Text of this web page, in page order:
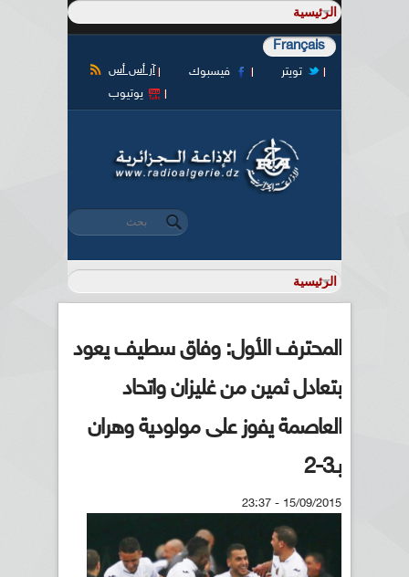
Français
آر أس أس فيسبوك
تويتر
يوتيوب
استمارة البحث
‏بحث ‏
المحترف الأول: وفاق سطيف يعود
بتعادل ثمين من غليزان واتحاد
العاصمة يفوز على مولودية وهران
بـ3-2
15/09/2015 - 23:37